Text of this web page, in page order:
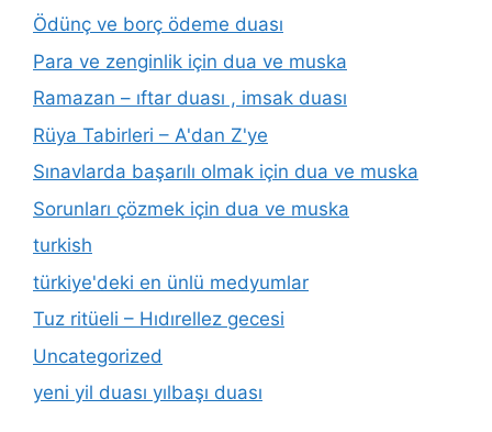
Ödünç ve borç ödeme duası
Para ve zenginlik için dua ve muska
Ramazan – ıftar duası , imsak duası
Rüya Tabirleri – A'dan Z'ye
Sınavlarda başarılı olmak için dua ve muska
Sorunları çözmek için dua ve muska
turkish
türkiye'deki en ünlü medyumlar
Tuz ritüeli – Hıdırellez gecesi
Uncategorized
yeni yil duası yılbaşı duası